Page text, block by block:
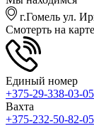
г.Гомель ул.
Смотерть на карте
Единый номер
+375-29-338-03-05
Вахта
+375-232-50-82-05